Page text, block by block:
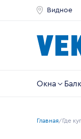
Видное
Окна
Главная Где